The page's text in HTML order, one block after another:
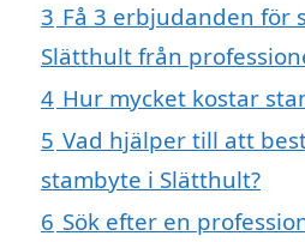
3 Få 3 erbjudanden för
Slätthult från
4 Hur mycket kostar
5 Vad hjälper till att
stambyte i Slätthult?
6 Sök efter en